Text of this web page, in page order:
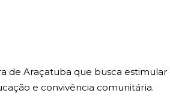
de Araçatuba que busca
e convivência comunitária.